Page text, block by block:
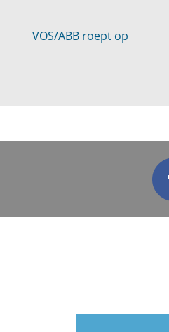
VOS/ABB roept op